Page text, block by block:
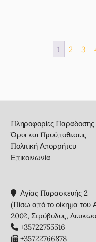
1 2 3
Πληροφορίες Παράδοσης
Όροι και Προϋποθέσεις
Πολιτική Απορρήτου
Επικοινωνία
Αγίας Παρασκευής 2
(Πίσω από το οίκημα
2002, Στρόβολος,
+35722755516
+35722766878